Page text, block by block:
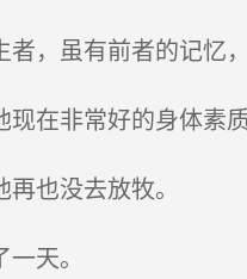
，虽有前者的记忆
在非常好的身体素
也没去放牧。
天。